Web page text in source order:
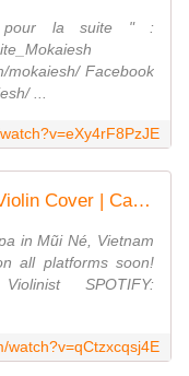
pour la suite " :
mokaiesh/ Facebook
...
Azizam (Ed Sheeran) - Electric Violin Cover | Caitlin De Ville
in Mũi Né, Vietnam
all platforms soon!
SPOTIFY:
watch?v=qCtzxcqsj4E